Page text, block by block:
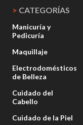
> CATEGORÍAS
Manicuría y
Pedicuría
Maquillaje
Electrodomésticos
de Belleza
Cuidado del
Cabello
Cuidado de la Piel